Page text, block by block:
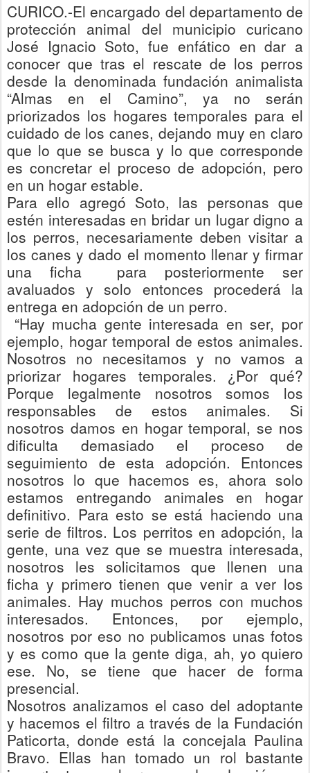
CURICO.-El encargado del departamento de
protección animal del municipio curicano
José Ignacio Soto, fue enfático en dar a
conocer que tras el rescate de los perros
desde la denominada fundación animalista
“Almas en el Camino”, ya no serán
priorizados los hogares temporales para el
cuidado de los canes, dejando muy en claro
que lo que se busca y lo que corresponde
es concretar el proceso de adopción, pero
en un hogar estable.
Para ello agregó Soto, las personas que
estén interesadas en bridar un lugar digno a
los perros, necesariamente deben visitar a
los canes y dado el momento llenar y firmar
una ficha para posteriormente ser
avaluados y solo entonces procederá la
entrega en adopción de un perro.
“Hay mucha gente interesada en ser, por
ejemplo, hogar temporal de estos animales.
Nosotros no necesitamos y no vamos a
priorizar hogares temporales. ¿Por qué?
Porque legalmente nosotros somos los
responsables de estos animales. Si
nosotros damos en hogar temporal, se nos
dificulta demasiado el proceso de
seguimiento de esta adopción. Entonces
nosotros lo que hacemos es, ahora solo
estamos entregando animales en hogar
definitivo. Para esto se está haciendo una
serie de filtros. Los perritos en adopción, la
gente, una vez que se muestra interesada,
nosotros les solicitamos que llenen una
ficha y primero tienen que venir a ver los
animales. Hay muchos perros con muchos
interesados. Entonces, por ejemplo,
nosotros por eso no publicamos unas fotos
y es como que la gente diga, ah, yo quiero
ese. No, se tiene que hacer de forma
presencial.
Nosotros analizamos el caso del adoptante
y hacemos el filtro a través de la Fundación
Paticorta, donde está la concejala Paulina
Bravo. Ellas han tomado un rol bastante